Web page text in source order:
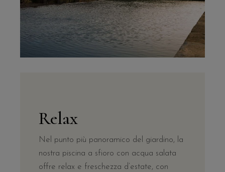
Relax
Nel punto più panoramico del giardino, la
nostra piscina a sfioro con acqua salata
offre relax e freschezza d’estate, con